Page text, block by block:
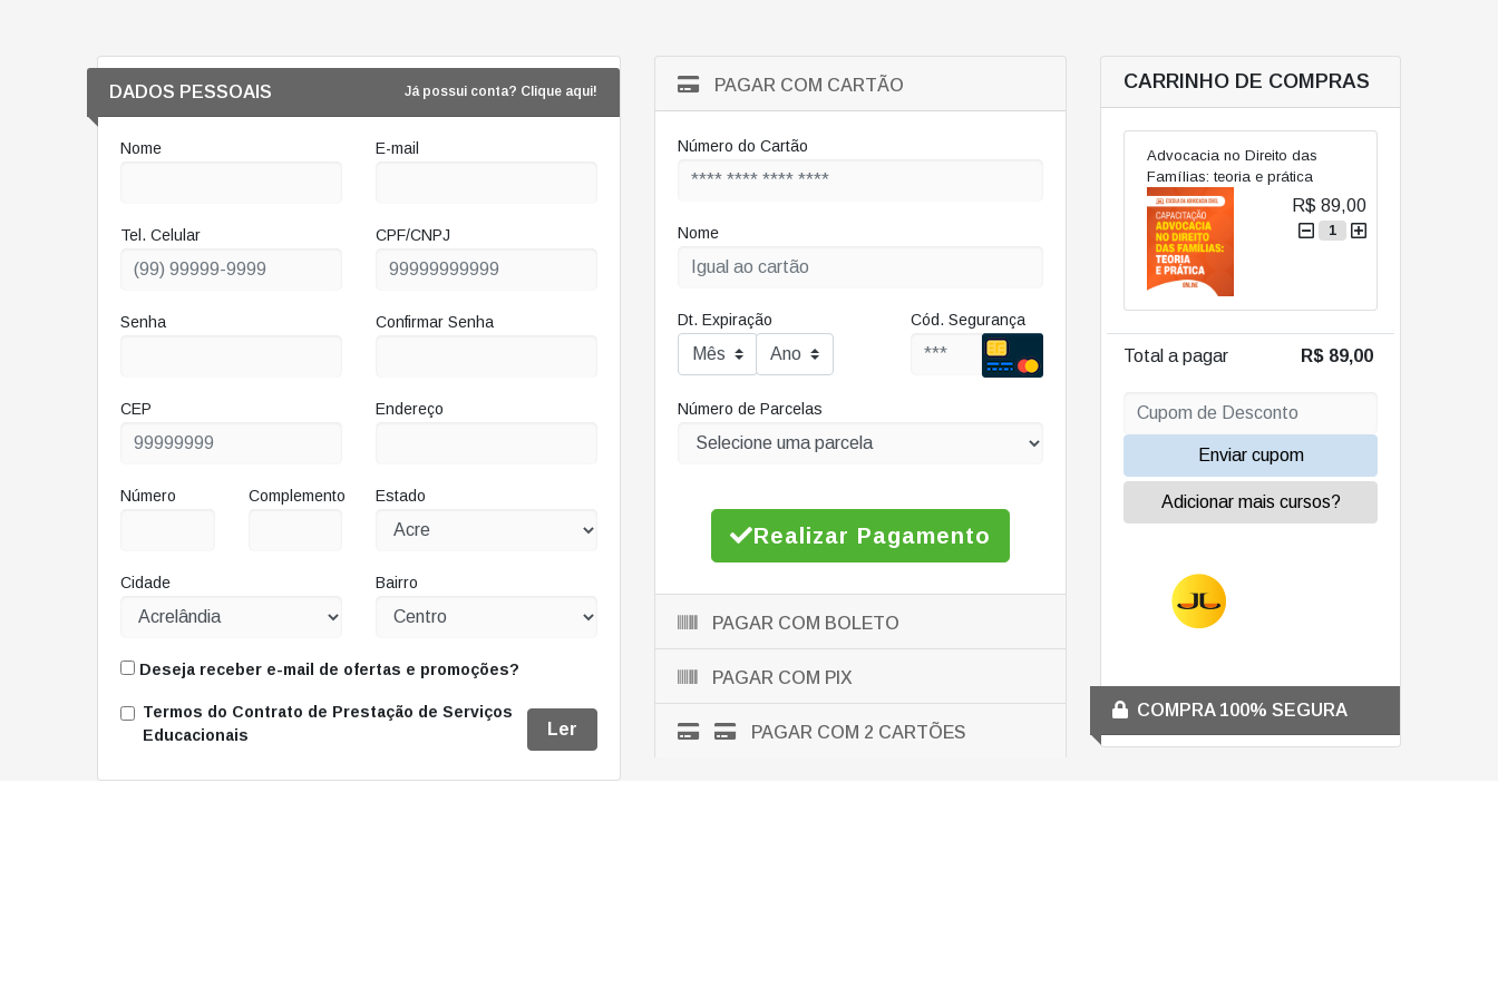
DADOS PESSOAIS Já possui conta? Clique aqui!
Nome E-mail
Tel. Celular CPF/CNPJ
Senha Confirmar Senha
CEP Endereço
Número Complemento Estado
Cidade Bairro
Deseja receber e-mail de ofertas e promoções?
Termos do Contrato de Prestação de Serviços
Educacionais
Ler
PAGAR COM CARTÃO
Número do Cartão
Nome
Dt. Expiração Cód. Segurança
Número de Parcelas
Realizar Pagamento
PAGAR COM BOLETO
PAGAR COM PIX
PAGAR COM 2 CARTÕES
CARRINHO DE COMPRAS
Advocacia no Direito das
Famílias: teoria e prática
R$ 89,00
1
Total a pagar R$ 89,00
Enviar cupom
Adicionar mais cursos?
COMPRA 100% SEGURA